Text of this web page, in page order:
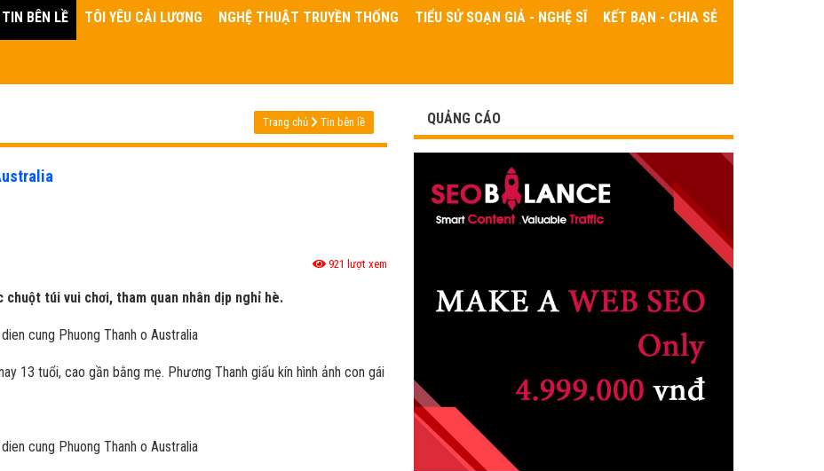
TIN BÊN LỀ TÔI YÊU CẢI LƯƠNG NGHỆ THUẬT TRUYỀN THỐNG TIỂU SỬ SOẠN GIẢ - NGHỆ SĨ KẾT BẠN - CHIA SẺ
Trang chủ Tin bên lề
921 lượt xem
túi vui chơi, tham quan nhân dịp nghỉ hè.
13 tuổi, cao gần bằng mẹ. Phương Thanh giấu kín hình ảnh con gái
QUẢNG CÁO